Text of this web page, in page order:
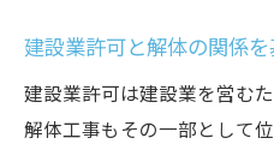
解体工事業登録基
小規模解体工事で
解体の許可不要と
建設業許可と解体の関係
建設業許可は建設業を営む
解体工事もその一部として